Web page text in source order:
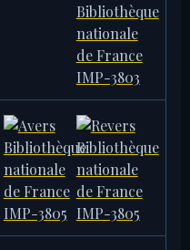
BIBLIOTHÈQUE NATIONALE DE
IMP-3803
3,81 g